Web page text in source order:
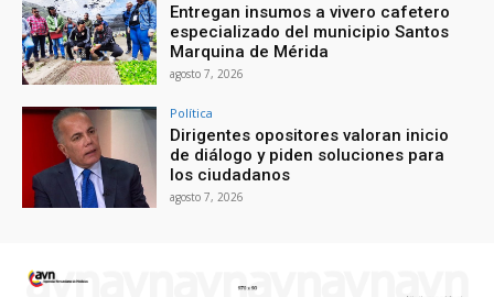
Entregan insumos a vivero cafetero
especializado del municipio Santos
Marquina de Mérida
agosto 7, 2026
Política
Dirigentes opositores valoran inicio
de diálogo y piden soluciones para
los ciudadanos
agosto 7, 2026